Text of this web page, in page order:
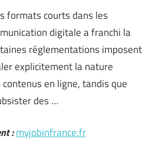
formats courts dans les
digitale a franchi la
réglementations imposent
explicitement la nature
en ligne, tandis que
des …
:myjobinfrance.fr